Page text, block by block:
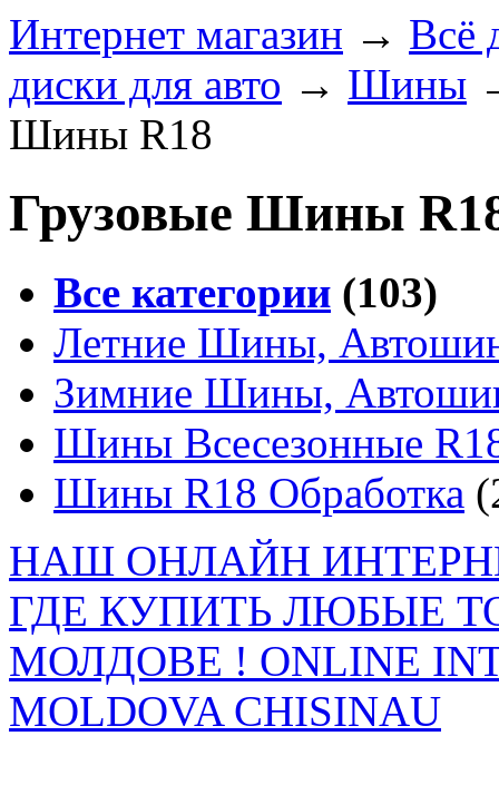
Интернет магазин → Всё
диски для авто → Шины
Шины R18
Грузовые Шины
Все категории (103)
Летние Шины,
Зимние Шины,
Шины Всесезонные
Шины R18 Обработка
НАШ ОНЛАЙН
ГДЕ КУПИТЬ ЛЮБЫЕ
МОЛДОВЕ ! ONLINE
MOLDOVA CHISINAU